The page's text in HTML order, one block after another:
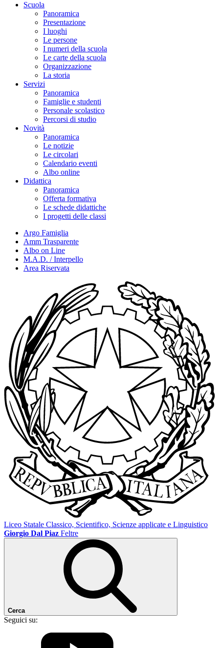
Scuola
Panoramica
Presentazione
I luoghi
Le persone
I numeri della scuola
Le carte della scuola
Organizzazione
La storia
Servizi
Panoramica
Famiglie e studenti
Personale scolastico
Percorsi di studio
Novità
Panoramica
Le notizie
Le circolari
Calendario eventi
Albo online
Didattica
Panoramica
Offerta formativa
Le schede didattiche
I progetti delle classi
Argo Famiglia
Amm Trasparente
Albo on Line
M.A.D. / Interpello
Area Riservata
Liceo Statale Classico, Scientifico, Scienze applicate e Linguistico
Giorgio Dal Piaz Feltre
Cerca
Seguici su: